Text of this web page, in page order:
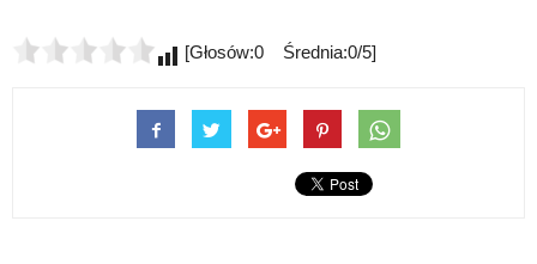
[Głosów:0 Średnia:0/5]